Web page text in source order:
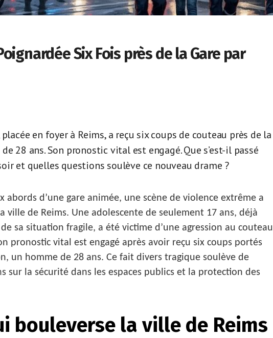
Six Fois près de la Gare par
en foyer à Reims, a reçu six coups de couteau près de la
28 ans. Son pronostic vital est engagé. Que s’est-il passé
et quelles questions soulève ce nouveau drame ?
abords d’une gare animée, une scène de violence extrême a
ville de Reims. Une adolescente de seulement 17 ans, déjà
sa situation fragile, a été victime d’une agression au couteau
pronostic vital est engagé après avoir reçu six coups portés
un homme de 28 ans. Ce fait divers tragique soulève de
sur la sécurité dans les espaces publics et la protection des
bouleverse la ville de Reims